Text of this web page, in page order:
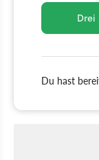
Drei
Du hast